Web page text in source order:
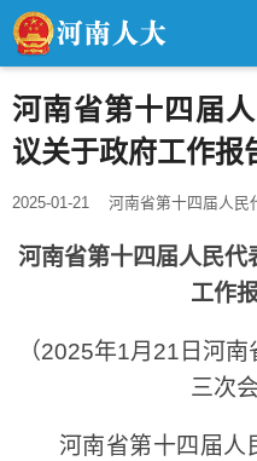
河南省第十四届
议关于政府工作报
2025-01-21 河南省第十四届人民
河南省第十四届人民代
工作
（2025年1月21日河
三次
河南省第十四届人